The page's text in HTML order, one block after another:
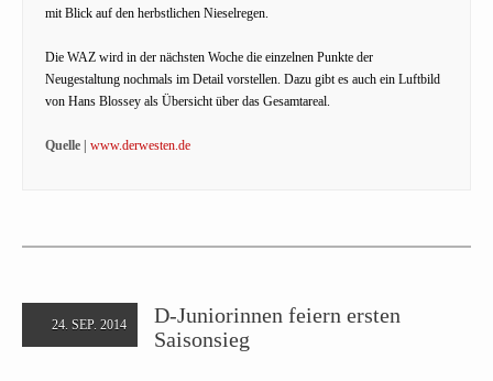
mit Blick auf den herbstlichen Nieselregen.
Die WAZ wird in der nächsten Woche die einzelnen Punkte der
Neugestaltung nochmals im Detail vorstellen. Dazu gibt es auch ein Luftbild
von Hans Blossey als Übersicht über das Gesamtareal.
Quelle | www.derwesten.de
24. SEP. 2014
D-Juniorinnen feiern ersten
Saisonsieg